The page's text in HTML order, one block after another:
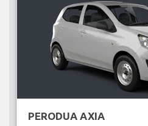
PERODUA AXIA